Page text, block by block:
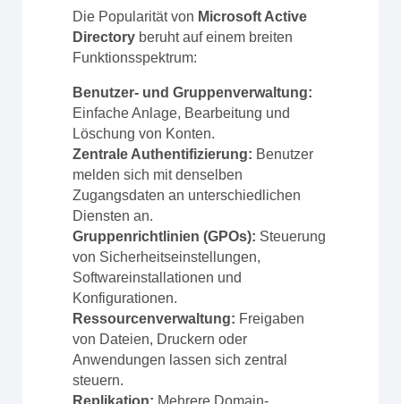
Die Popularität von Microsoft Active
Directoryberuht auf einem breiten
Funktionsspektrum:
Benutzer- und Gruppenverwaltung:
Einfache Anlage, Bearbeitung und
Löschung von Konten.
Zentrale Authentifizierung: Benutzer
melden sich mit denselben
Zugangsdaten an unterschiedlichen
Diensten an.
Gruppenrichtlinien (GPOs): Steuerung
von Sicherheitseinstellungen,
Softwareinstallationen und
Konfigurationen.
Ressourcenverwaltung: Freigaben
von Dateien, Druckern oder
Anwendungen lassen sich zentral
steuern.
Replikation: Mehrere Domain-